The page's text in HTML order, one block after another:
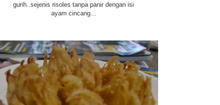
gurih..sejenis risoles tanpa panir dengan isi
ayam cincang...